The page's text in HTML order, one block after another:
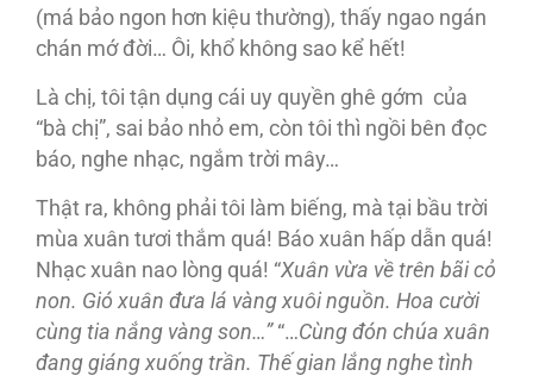
(má bảo ngon hơn kiệu thường), thấy ngao ngán
chán mớ đời… Ôi, khổ không sao kể hết!
Là chị, tôi tận dụng cái uy quyền ghê gớm của
“bà chị”, sai bảo nhỏ em, còn tôi thì ngồi bên đọc
báo, nghe nhạc, ngắm trời mây…
Thật ra, không phải tôi làm biếng, mà tại bầu trời
mùa xuân tươi thắm quá! Báo xuân hấp dẫn quá!
Nhạc xuân nao lòng quá! “Xuân vừa về trên bãi cỏ
non. Gió xuân đưa lá vàng xuôi nguồn. Hoa cười
cùng tia nắng vàng son…”“…Cùng đón chúa xuân
đang giáng xuống trần. Thế gian lắng nghe tình